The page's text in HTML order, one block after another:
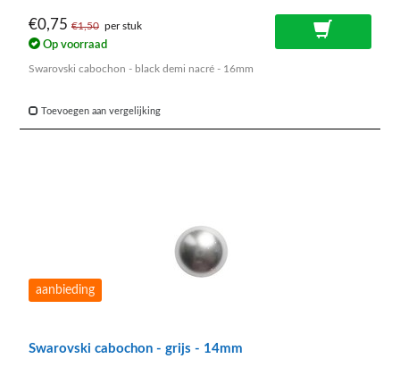
€0,75 €1,50 per stuk
Op voorraad
Swarovski cabochon - black demi nacré - 16mm
Toevoegen aan vergelijking
aanbieding
Swarovski cabochon - grijs - 14mm